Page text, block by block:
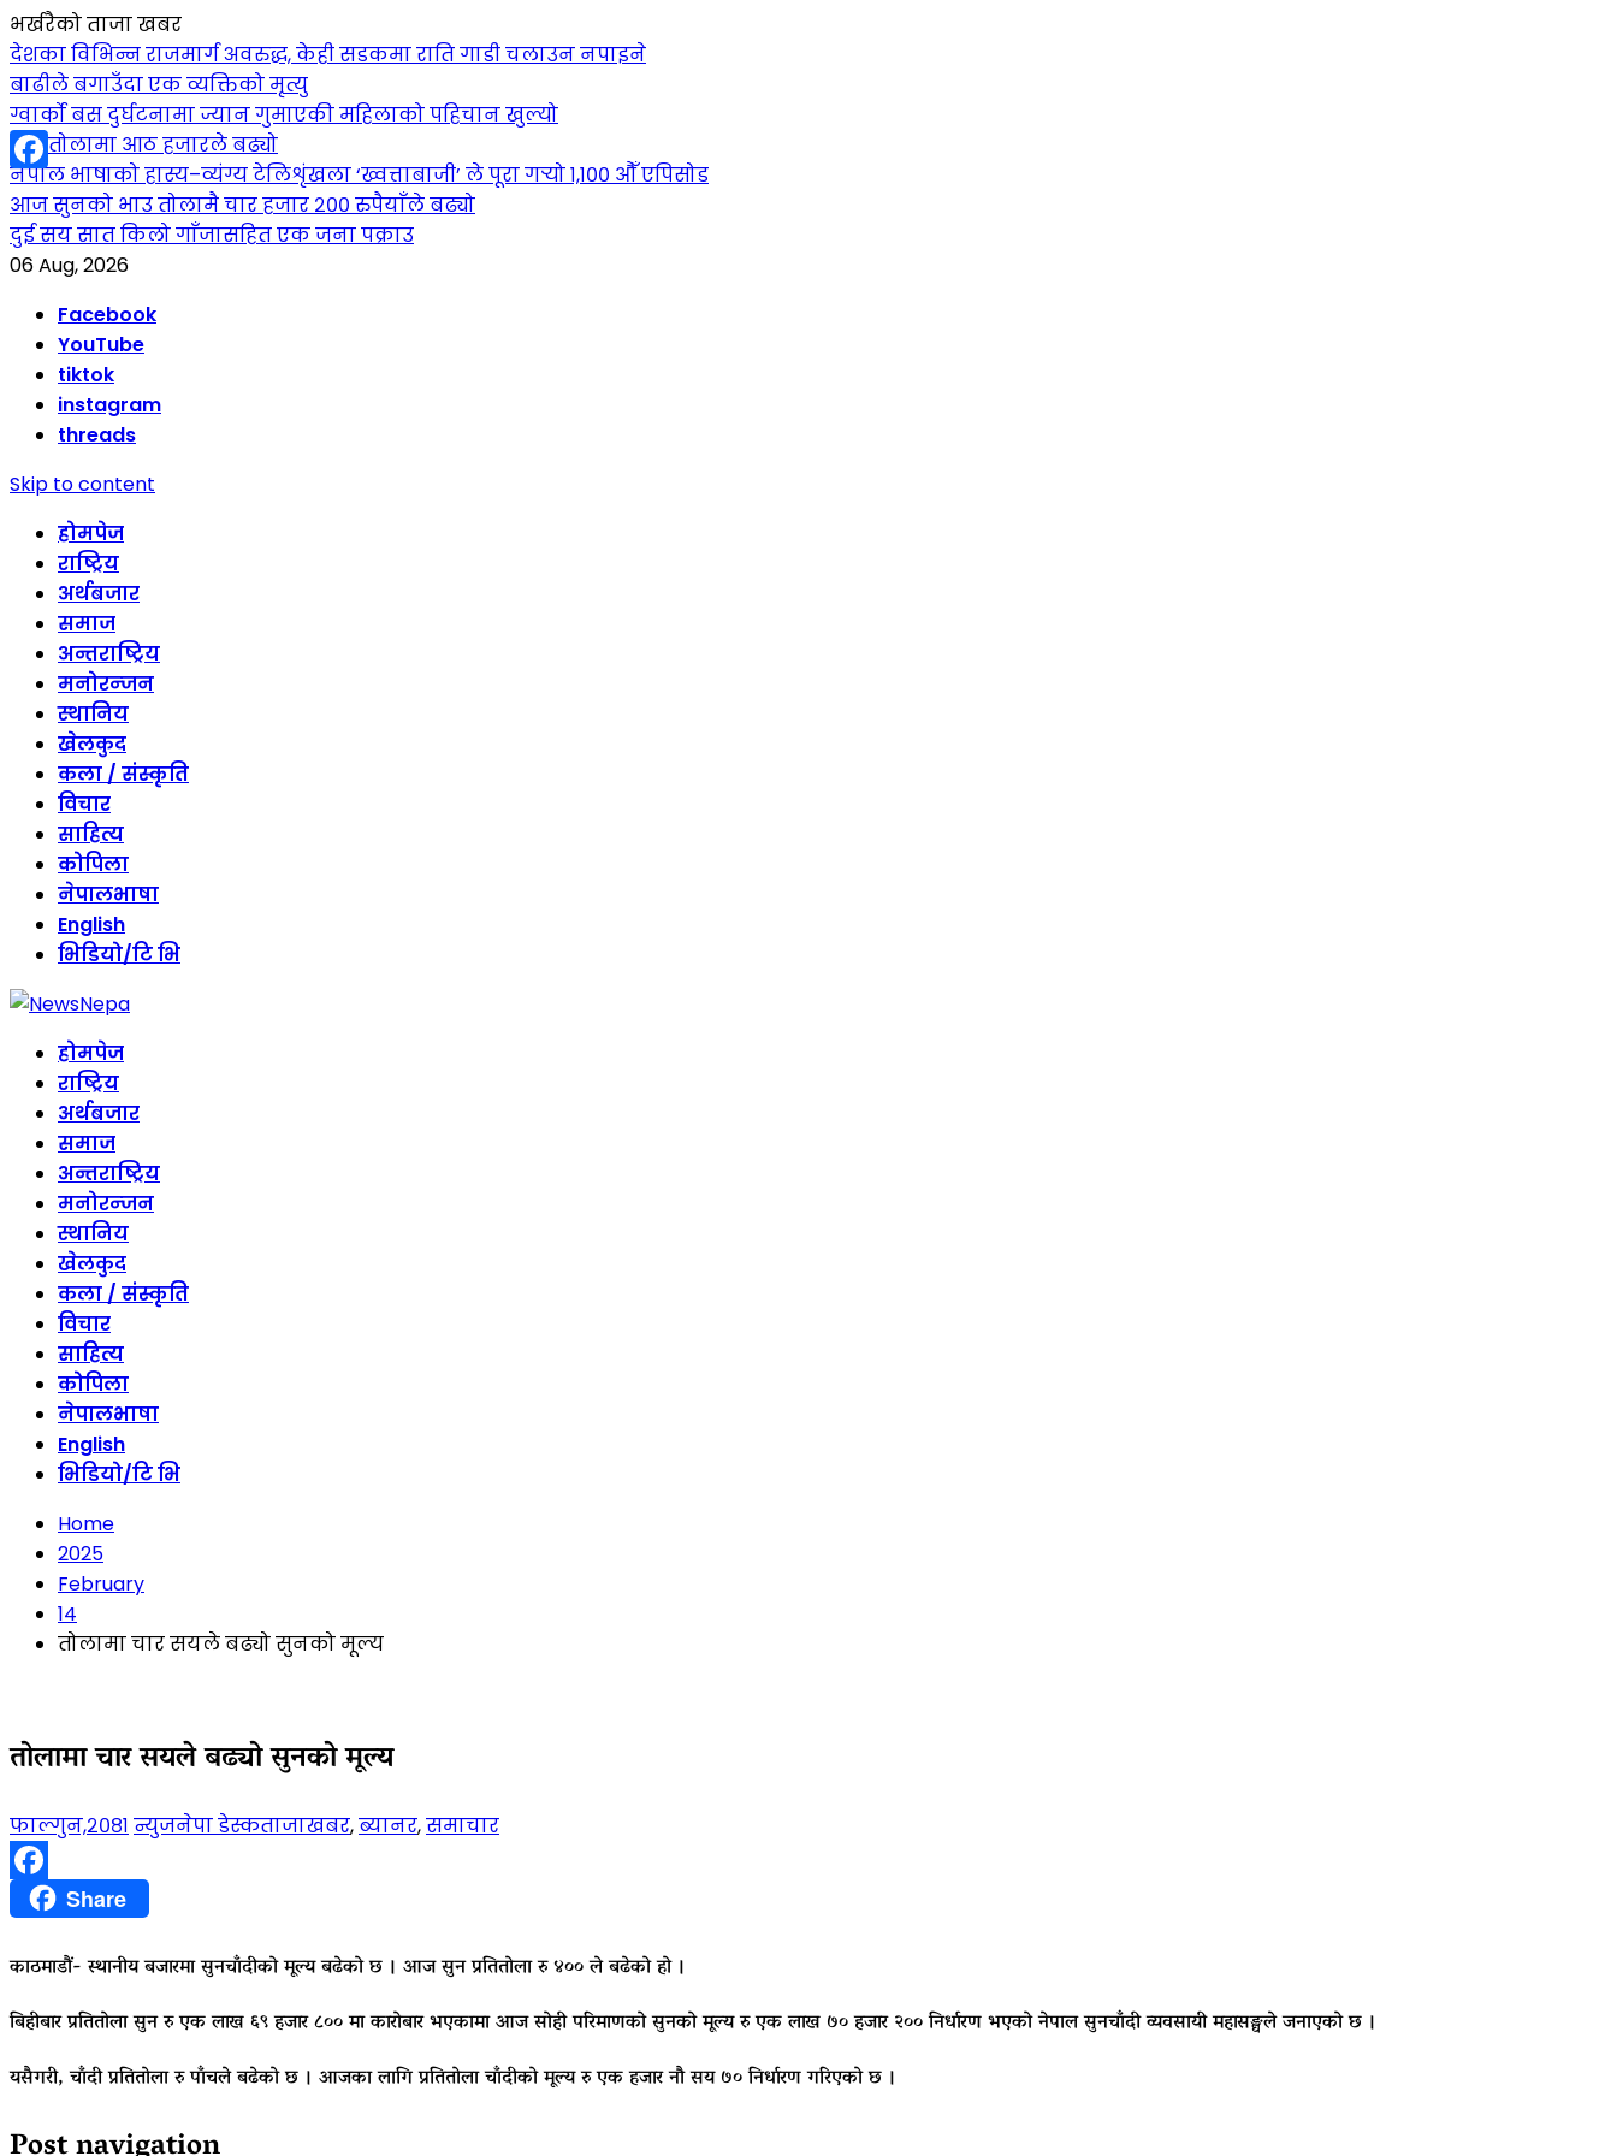
भर्खरैको ताजा खबर
देशका विभिन्न राजमार्ग अवरुद्ध, केही सडकमा राति गाडी चलाउन नपाइने
बाढीले बगाउँदा एक व्यक्तिको मृत्यु
ग्वार्को बस दुर्घटनामा ज्यान गुमाएकी महिलाको पहिचान खुल्यो
सुन तोलामा आठ हजारले बढ्यो
नेपाल भाषाको हास्य–व्यंग्य टेलिशृंखला ‘ख्वत्ताबाजी’ ले पूरा गर्‍यो १,१०० औँ एपिसोड
आज सुनको भाउ तोलामै चार हजार २०० रुपैयाँले बढ्यो
दुई सय सात किलो गाँजासहित एक जना पक्राउ
06 Aug, 2026
Facebook
YouTube
tiktok
instagram
threads
Skip to content
होमपेज
राष्ट्रिय
अर्थबजार
समाज
अन्तराष्ट्रिय
मनोरन्जन
स्थानिय
खेलकुद
कला / संस्कृति
विचार
साहित्य
कोपिला
नेपालभाषा
English
भिडियो/टि भि
होमपेज
राष्ट्रिय
अर्थबजार
समाज
अन्तराष्ट्रिय
मनोरन्जन
स्थानिय
खेलकुद
कला / संस्कृति
विचार
साहित्य
कोपिला
नेपालभाषा
English
भिडियो/टि भि
Home
2025
February
14
तोलामा चार सयले बढ्यो सुनको मूल्य
तोलामा चार सयले बढ्यो सुनको मूल्य
फाल्गुन,२०८१ न्युजनेपा डेस्कताजाखबर,ब्यानर,समाचार
FacebookShare
काठमाडौं- स्थानीय बजारमा सुनचाँदीको मूल्य बढेको छ । आज सुन प्रतितोला रु ४०० ले बढेको हो ।
बिहीबार प्रतितोला सुन रु एक लाख ६९ हजार ८०० मा कारोबार भएकामा आज सोही परिमाणको सुनको मूल्य रु एक लाख ७० हजार २०० निर्धारण भएको नेपाल सुनचाँदी व्यवसायी महासङ्घले जनाएको छ ।
यसैगरी, चाँदी प्रतितोला रु पाँचले बढेको छ । आजका लागि प्रतितोला चाँदीको मूल्य रु एक हजार नौ सय ७० निर्धारण गरिएको छ ।
Facebook